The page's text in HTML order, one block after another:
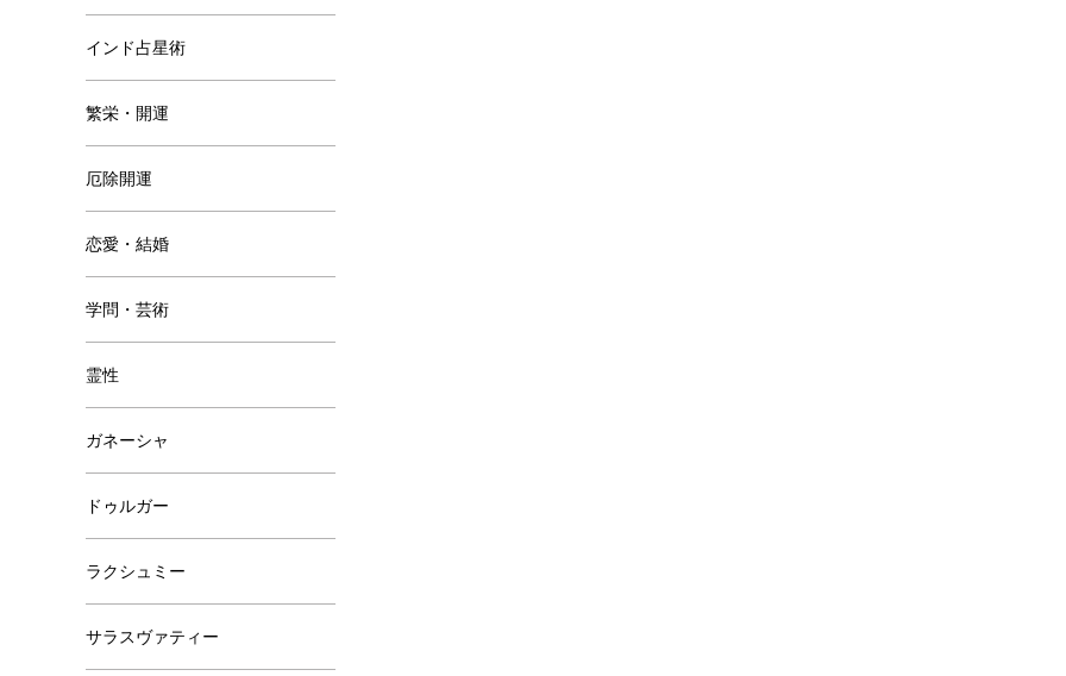
インド占星術
繁栄・開運
厄除開運
恋愛・結婚
学問・芸術
霊性
ガネーシャ
ドゥルガー
ラクシュミー
サラスヴァティー